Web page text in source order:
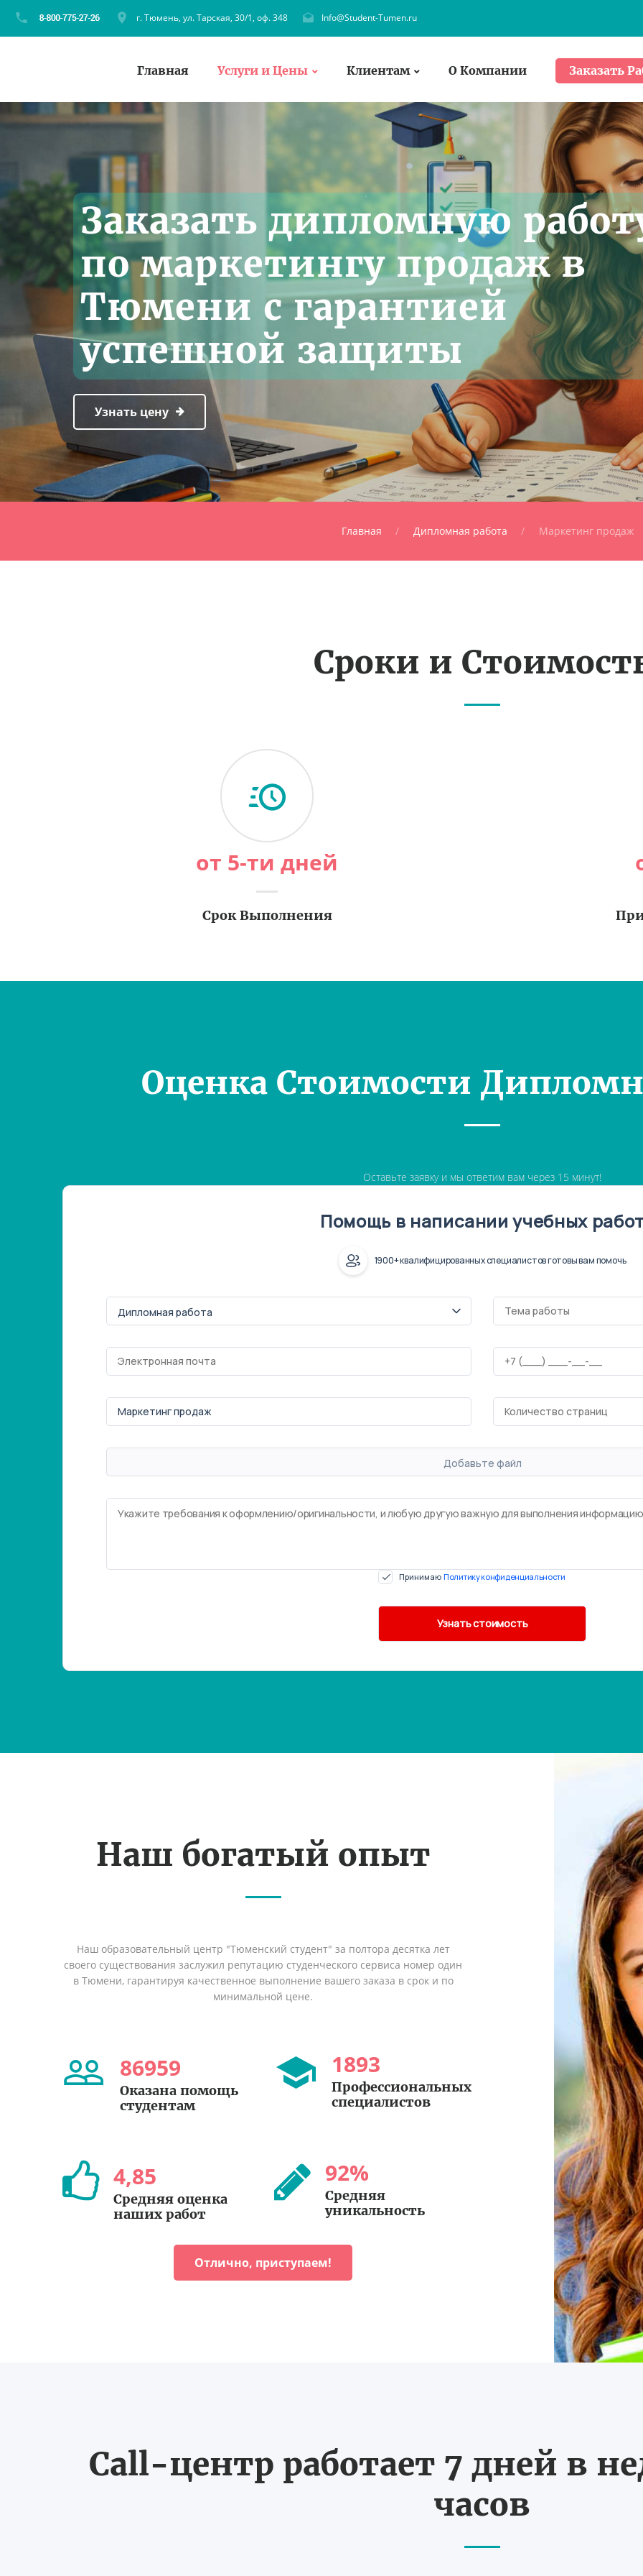
г. Тюмень, ул. Тарская, 30/1, оф. 348 Info@Student-Tumen.ru
Главная Услуги и Цены Клиентам О Компании Заказать
Заказать дипломную
по маркетингу продаж в
Тюмени с гарантией
успешной защиты
Узнать цену
Главная Дипломная работа Маркетинг продаж
Сроки и
от 5-ти дней
Срок Выполнения
Оценка Стоимости
Оставьте заявку и мы ответим вам через 15 минут!
Помощь в написании учебных
1900+ квалифицированных специалистов готовы вам помочь
Добавьте файл
Принимаю Политику конфиденциальности
Наш богатый опыт
Наш образовательный центр "Тюменский студент" за полтора десятка лет
своего существования заслужил репутацию студенческого сервиса номер один
в Тюмени, гарантируя качественное выполнение вашего заказа в срок и по
минимальной цене.
86959
Оказана помощь
студентам
1893
Профессиональных
специалистов
4,85
Средняя оценка
наших работ
92%
Средняя
уникальность
Отлично, приступаем!
Call-центр работает 7 дней в
часов